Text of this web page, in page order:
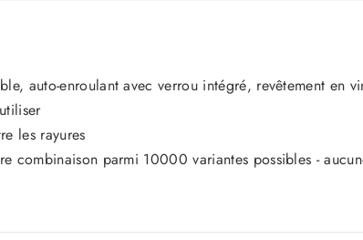
Partager
auto-enroulant avec verrou intégré, revêtement en
les rayures
combinaison parmi 10000 variantes possibles -